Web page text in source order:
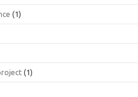
(1)
(1)